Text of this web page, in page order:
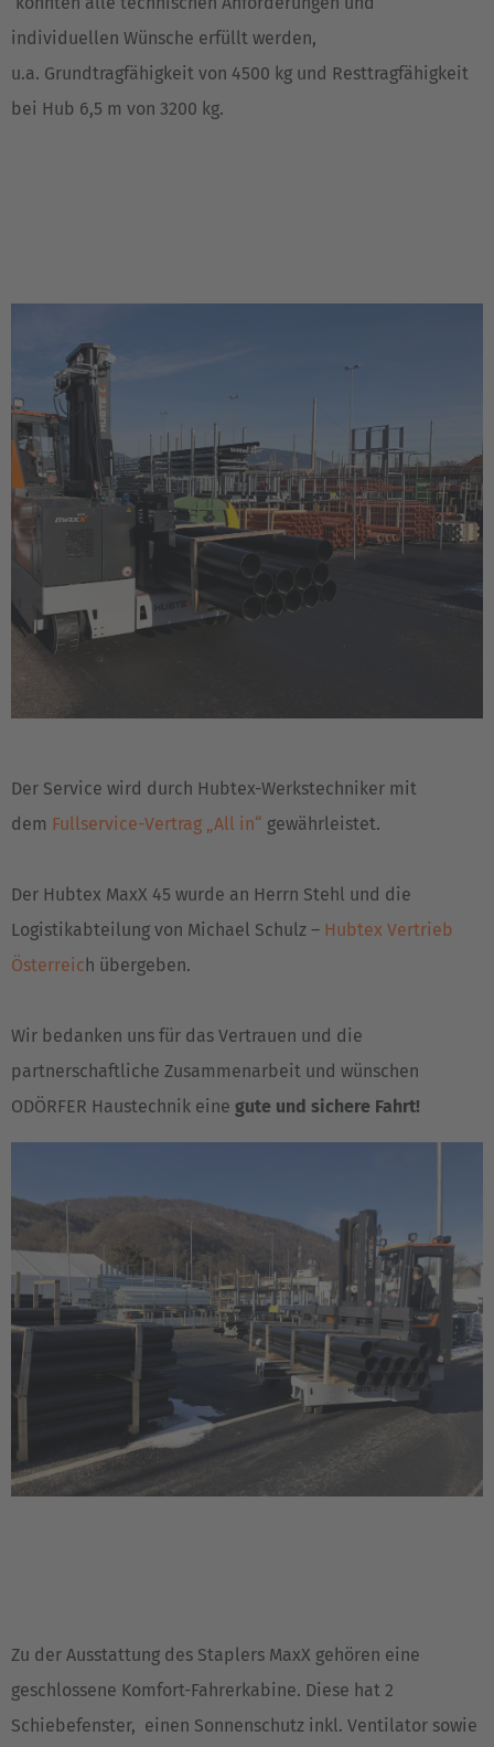
EUROPE
Belgium
Cesko
Deutschland
Deutsch
Español
France
Français
Italiano
Luxembourg
individuellen Wünsche erfüllt werden,
u.a. Grundtragfähigkeit von 4500 kg und Resttragfähigkeit
bei Hub 6,5 m von 3200 kg.
Der Service wird durch Hubtex-Werkstechniker mit
dem Fullservice-Vertrag „All in“ gewährleistet.
Der Hubtex MaxX 45 wurde an Herrn Stehl und die
Logistikabteilung von Michael Schulz – Hubtex Vertrieb
Österreich übergeben.
Wir bedanken uns für das Vertrauen und die
partnerschaftliche Zusammenarbeit und wünschen
ODÖRFER Haustechnik eine gute und sichere Fahrt!
Zu der Ausstattung des Staplers MaxX gehören eine
geschlossene Komfort-Fahrerkabine. Diese hat 2
Schiebefenster, einen Sonnenschutz inkl. Ventilator sowie